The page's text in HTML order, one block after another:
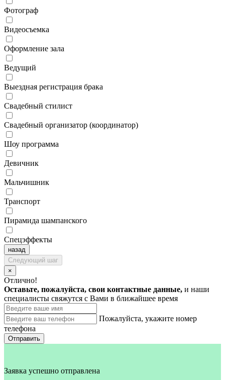
Фотограф
Видеосъемка
Оформление зала
Ведущий
Выездная регистрация брака
Свадебный стилист
Свадебный организатор (координатор)
Шоу программа
Девичник
Мальчишник
Транспорт
Пирамида шампанского
Спецэффекты
назад
Следующий шаг
×
Отлично!
Оставьте, пожалуйста, свои контактные данные, и наши
специалисты свяжутся с Вами в ближайшее время
Пожалуйста, укажите номер
телефона
Отправить
Заявка успешно отправлена